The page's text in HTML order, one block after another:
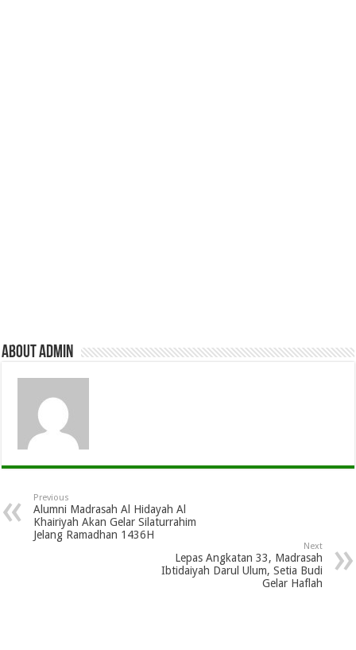
About admin
Previous
Alumni Madrasah Al Hidayah Al
Khairiyah Akan Gelar Silaturrahim
Jelang Ramadhan 1436H
Next
Lepas Angkatan 33, Madrasah
Ibtidaiyah Darul Ulum, Setia Budi
Gelar Haflah